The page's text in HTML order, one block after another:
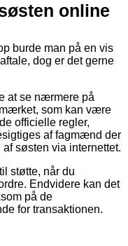
online
burde man på en vis
dog er det gerne
at se nærmere på
som kan være
officielle regler,
af fagmænd der
søsten via internettet.
støtte, når du
Endvidere kan det
på de
for transaktionen.